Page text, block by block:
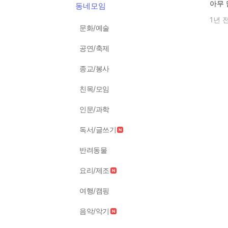
동네모임
문화/예술
공연/축제
종교/봉사
친목/모임
인문/과학
독서/글쓰기
반려동물
요리/제조
여행/캠핑
음악/악기
아무
1년 전